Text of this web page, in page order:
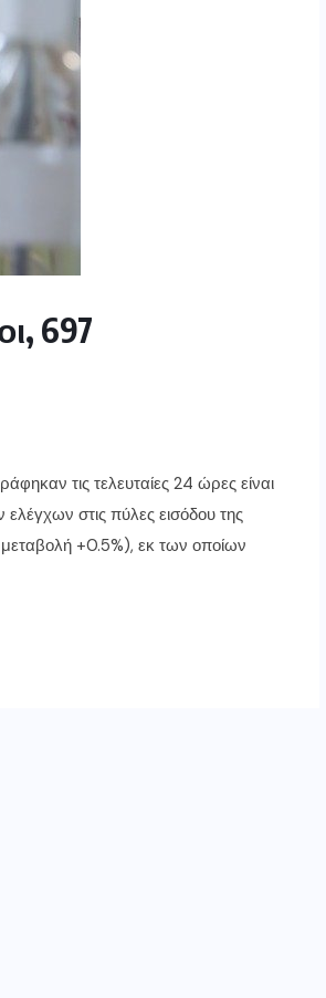
697
τις τελευταίες 24 ώρες είναι
στις πύλες εισόδου της
+0.5%), εκ των οποίων